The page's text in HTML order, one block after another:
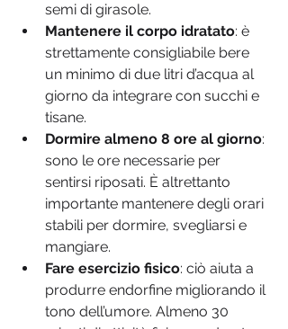
semi di girasole.
Mantenere il corpo idratato: è
strettamente consigliabile bere
un minimo di due litri d’acqua al
giorno da integrare con succhi e
tisane.
Dormire almeno 8 ore al giorno:
sono le ore necessarie per
sentirsi riposati. È altrettanto
importante mantenere degli orari
stabili per dormire, svegliarsi e
mangiare.
Fare esercizio fisico: ciò aiuta a
produrre endorfine migliorando il
tono dell’umore. Almeno 30